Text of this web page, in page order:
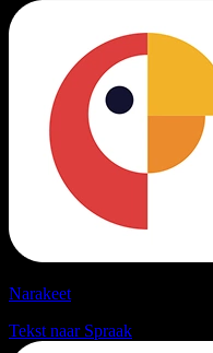
Narakeet
Tekst naar Spraak